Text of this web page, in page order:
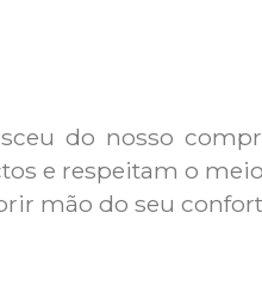
do nosso
e respeitam o
mão do seu